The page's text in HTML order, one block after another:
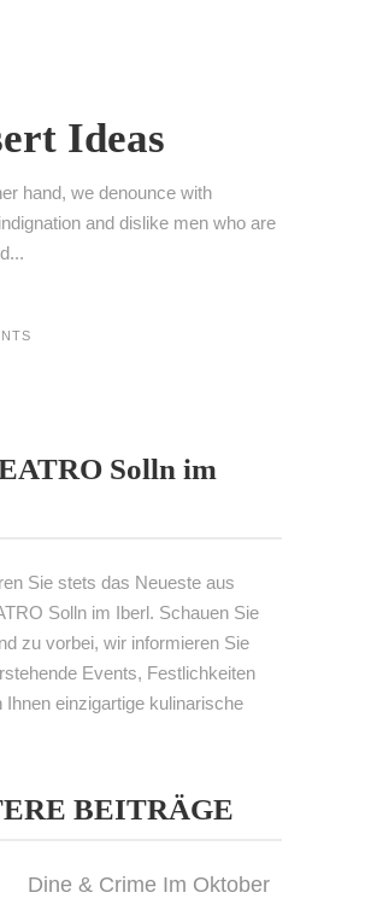
Ideas
hand, we denounce with
and dislike men who are
Solln im
Sie stets das Neueste aus
Solln im Iberl. Schauen Sie
zu vorbei, wir informieren Sie
Events, Festlichkeiten
Ihnen einzigartige kulinarische
BEITRÄGE
Dine & Crime Im Oktober